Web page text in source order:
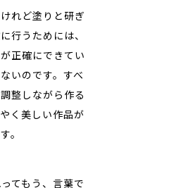
れど塗りと研ぎ
行うためには、
正確にできてい
いのです。すべ
整しながら作る
く美しい作品が
。
ってもう、言葉で